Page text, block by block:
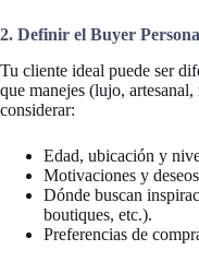
2. Definir el Buyer Persona
Tu cliente ideal puede ser
que manejes (lujo,
considerar:
Edad, ubicación y
Motivaciones y
Dónde buscan
boutiques, etc.).
Preferencias de